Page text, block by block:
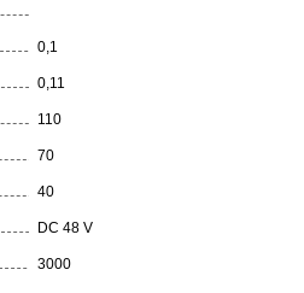
0,1
0,11
110
70
40
DC 48 V
3000